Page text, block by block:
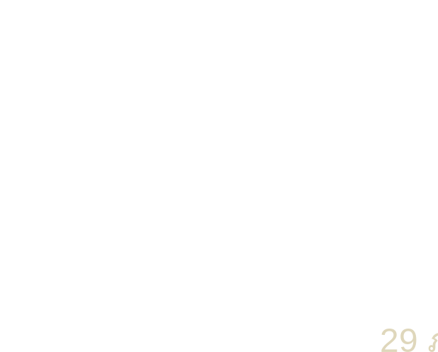
29